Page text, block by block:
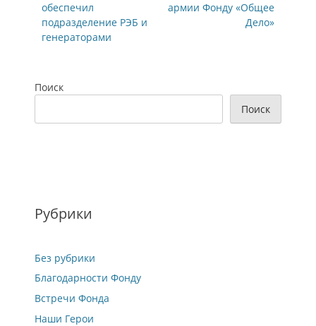
обеспечил
подразделение РЭБ и
генераторами
армии Фонду «Общее
Дело»
Поиск
Поиск
Рубрики
Без рубрики
Благодарности Фонду
Встречи Фонда
Наши Герои